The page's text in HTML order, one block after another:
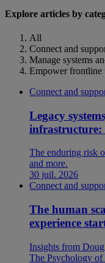
Explore articles by
All
Connect and
Manage systems
Empower frontline
Connect and
Legacy
infrastructure:
The enduring risk
and more.
30 juil. 2026
Connect and
The human
experience
Insights from
The Psychology